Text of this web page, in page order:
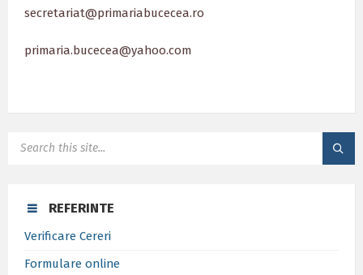
secretariat@primariabucecea.ro
primaria.bucecea@yahoo.com
REFERINTE
Verificare Cereri
Formulare online